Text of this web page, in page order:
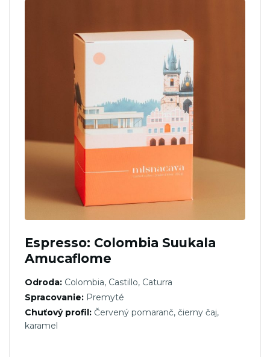
Espresso: Colombia Suukala
Amucaflome
Odroda: Colombia, Castillo, Caturra
Spracovanie: Premyté
Chuťový profil: Červený pomaranč, čierny čaj,
karamel